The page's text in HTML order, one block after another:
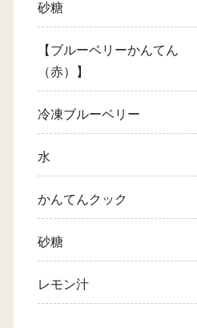
砂糖
【ブルーベリーかんてん
（赤）】
冷凍ブルーベリー
水
かんてんクック
砂糖
レモン汁
トマト